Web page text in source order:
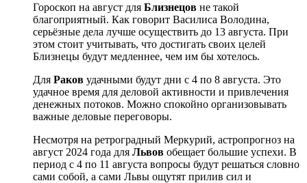
Гороскоп на август для Близнецов не такой
благоприятный. Как говорит Василиса Володина,
серьёзные дела лучше осуществить до 13 августа. При
этом стоит учитывать, что достигать своих целей
Близнецы будут медленнее, чем им бы хотелось.
Для Раков удачными будут дни с 4 по 8 августа. Это
удачное время для деловой активности и привлечения
денежных потоков. Можно спокойно организовывать
важные деловые переговоры.
Несмотря на ретроградный Меркурий, астропрогноз на
август 2024 года для Львов обещает большие успехи. В
период с 4 по 11 августа вопросы будут решаться словно
сами собой, а сами Львы ощутят прилив сил и